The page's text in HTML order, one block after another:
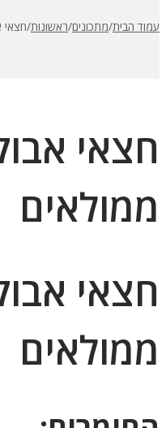
עמוד הבית/מתכונים/ראשונות/חצאי
חצאי
ממולאים
חצאי
ממולאים